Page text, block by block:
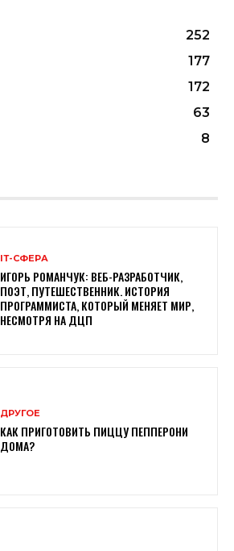
252
177
172
63
8
ІТ-СФЕРА
ИГОРЬ РОМАНЧУК: ВЕБ-РАЗРАБОТЧИК,
ПОЭТ, ПУТЕШЕСТВЕННИК. ИСТОРИЯ
ПРОГРАММИСТА, КОТОРЫЙ МЕНЯЕТ МИР,
НЕСМОТРЯ НА ДЦП
ДРУГОЕ
КАК ПРИГОТОВИТЬ ПИЦЦУ ПЕППЕРОНИ
ДОМА?